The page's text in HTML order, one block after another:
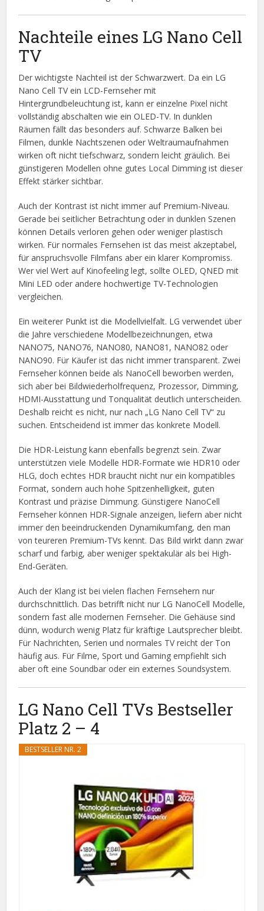
Nachteile eines LG Nano Cell
TV
Der wichtigste Nachteil ist der Schwarzwert. Da ein LG
Nano Cell TV ein LCD-Fernseher mit
Hintergrundbeleuchtung ist, kann er einzelne Pixel nicht
vollständig abschalten wie ein OLED-TV. In dunklen
Räumen fällt das besonders auf. Schwarze Balken bei
Filmen, dunkle Nachtszenen oder Weltraumaufnahmen
wirken oft nicht tiefschwarz, sondern leicht gräulich. Bei
günstigeren Modellen ohne gutes Local Dimming ist dieser
Effekt stärker sichtbar.
Auch der Kontrast ist nicht immer auf Premium-Niveau.
Gerade bei seitlicher Betrachtung oder in dunklen Szenen
können Details verloren gehen oder weniger plastisch
wirken. Für normales Fernsehen ist das meist akzeptabel,
für anspruchsvolle Filmfans aber ein klarer Kompromiss.
Wer viel Wert auf Kinofeeling legt, sollte OLED, QNED mit
Mini LED oder andere hochwertige TV-Technologien
vergleichen.
Ein weiterer Punkt ist die Modellvielfalt. LG verwendet über
die Jahre verschiedene Modellbezeichnungen, etwa
NANO75, NANO76, NANO80, NANO81, NANO82 oder
NANO90. Für Käufer ist das nicht immer transparent. Zwei
Fernseher können beide als NanoCell beworben werden,
sich aber bei Bildwiederholfrequenz, Prozessor, Dimming,
HDMI-Ausstattung und Tonqualität deutlich unterscheiden.
Deshalb reicht es nicht, nur nach „LG Nano Cell TV“ zu
suchen. Entscheidend ist immer das konkrete Modell.
Die HDR-Leistung kann ebenfalls begrenzt sein. Zwar
unterstützen viele Modelle HDR-Formate wie HDR10 oder
HLG, doch echtes HDR braucht nicht nur ein kompatibles
Format, sondern auch hohe Spitzenhelligkeit, guten
Kontrast und präzise Dimmung. Günstigere NanoCell
Fernseher können HDR-Signale anzeigen, liefern aber nicht
immer den beeindruckenden Dynamikumfang, den man
von teureren Premium-TVs kennt. Das Bild wirkt dann zwar
scharf und farbig, aber weniger spektakulär als bei High-
End-Geräten.
Auch der Klang ist bei vielen flachen Fernsehern nur
durchschnittlich. Das betrifft nicht nur LG NanoCell Modelle,
sondern fast alle modernen Fernseher. Die Gehäuse sind
dünn, wodurch wenig Platz für kräftige Lautsprecher bleibt.
Für Nachrichten, Serien und normales TV reicht der Ton
häufig aus. Für Filme, Sport und Gaming empfiehlt sich
aber oft eine Soundbar oder ein externes Soundsystem.
LG Nano Cell TVs Bestseller
Platz 2 – 4
BESTSELLER NR. 2